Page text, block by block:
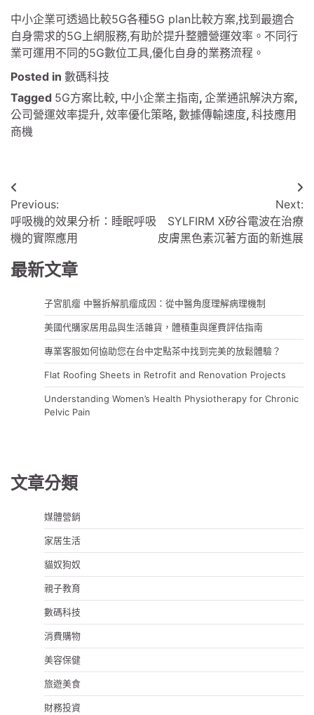
中小企業可透過比較5G各種5G plan比較方案,找到最適合
自身需求的5G上網服務,有助於提升整體營運效率。不同行
業可運用不同的5G數位工具,優化自身的業務流程。
Posted in 數碼科技
Tagged 5G方案比較, 中小企業主指南, 企業通訊解決方案,
公司營運效率提升, 效率優化策略, 數據傳輸速度, 科技應用
商機
文
章
導
覽
Previous:
呼吸機的效果分析：睡眠呼吸
機的實際應用
Next:
SYLFIRM X矽谷電波在治療
皮膚黑色素沉著方面的新進展
最新文章
子宮肌瘤 中醫拆解肌瘤成因：從中醫角度理解病理機制
美國代購家居用品與生活雜貨，體積重與運費評估指南
專業客服如何協助您在台中定點茶中找到完美的放鬆體驗？
Flat Roofing Sheets in Retrofit and Renovation Projects
Understanding Women’s Health Physiotherapy for Chronic
Pelvic Pain
文章分類
媒體營銷
家居生活
貓奴狗奴
親子教育
數碼科技
消費購物
美容保健
旅遊美食
財務投資